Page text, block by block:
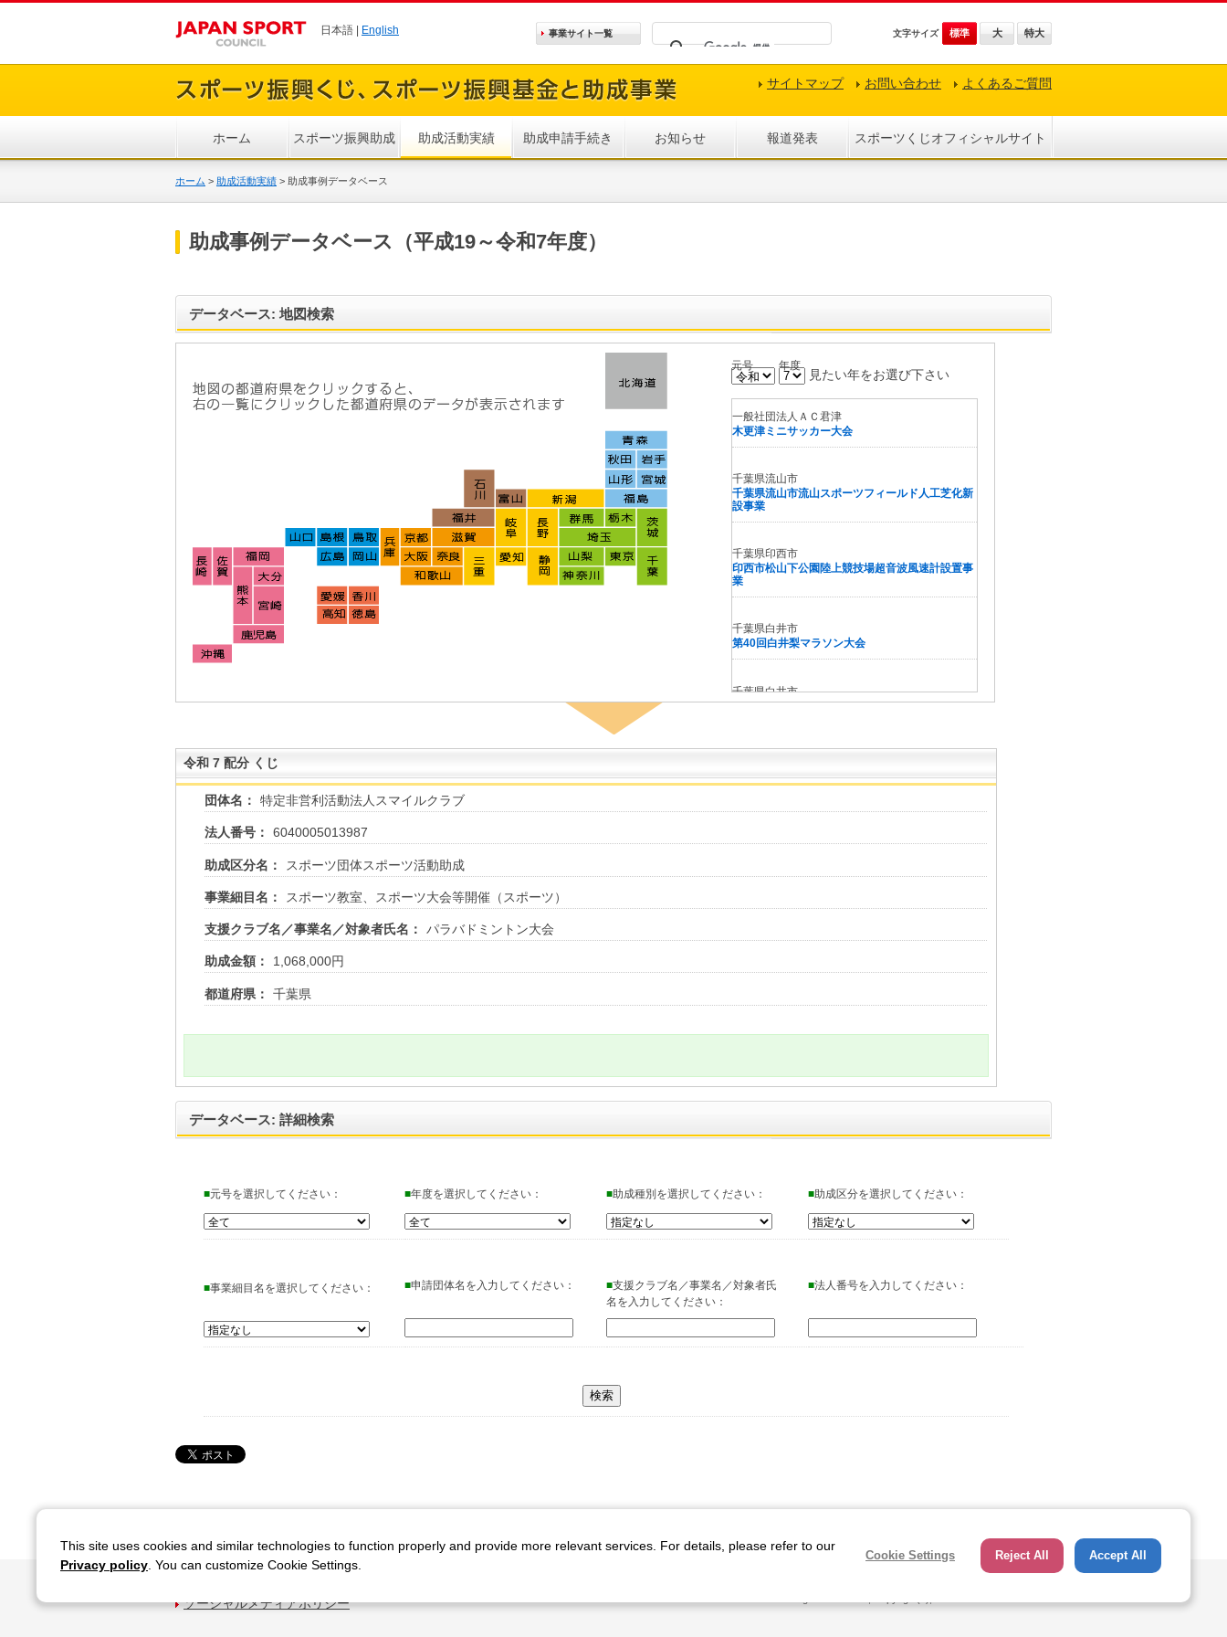
日本語 | English 事業サイト一覧 文字サイズ 標準 大 特大
サイトマップ お問い合わせ よくあるご質問
ホーム スポーツ振興助成 助成活動実績 助成申請手続き お知らせ 報道発表 スポーツくじオフィシャルサイト
ホーム > 助成活動実績 > 助成事例データベース
助成事例データベース（平成19～令和7年度）
データベース: 地図検索
元号 年度
見たい年をお選び下さい
一般社団法人ＡＣ君津
木更津ミニサッカー大会
千葉県流山市
千葉県流山市流山スポーツフィールド人工芝化新
設事業
千葉県印西市
印西市松山下公園陸上競技場超音波風速計設置事
業
千葉県白井市
第40回白井梨マラソン大会
千葉県白井市
千葉県白井市白井運動公園陸上競技場写真判定機
第４２回富里スイカロードレース大会
千葉県匝瑳市平和東公園施設改修事業
第62回長柄町一周駅伝大会
千葉県千葉市
事業
千葉県市川市
千葉県船橋市法典公園テニスコート人工芝生化改
令和 7 配分 くじ
団体名： 特定非営利活動法人スマイルクラブ
法人番号： 6040005013987
助成区分名： スポーツ団体スポーツ活動助成
事業細目名： スポーツ教室、スポーツ大会等開催（スポーツ）
支援クラブ名／事業名／対象者氏名： パラバドミントン大会
助成金額： 1,068,000円
都道府県： 千葉県
データベース: 詳細検索
■元号を選択してください： ■年度を選択してください： ■助成種別を選択してください： ■助成区分を選択してください：
■事業細目名を選択してください： ■申請団体名を入力してください： ■支援クラブ名／事業名／対象者氏
名を入力してください：
■法人番号を入力してください：
ページトップへ
ソーシャルメディアポリシー
This site uses cookies and similar technologies to function properly and provide more relevant services. For details, please refer to our
Privacy policy . You can customize Cookie Settings.
Cookie Settings Reject All Accept All